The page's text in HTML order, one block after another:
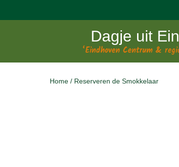
Dagje uit
‘Eindhoven Centrum &
Home / Reserveren de Smokkelaar